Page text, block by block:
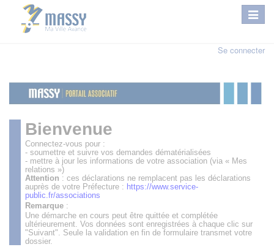
Se connecter
Bienvenue
Connectez-vous pour :
- soumettre et suivre vos demandes dématérialisées
- mettre à jour les informations de votre association (via « Mes
relations »)
Attention : ces déclarations ne remplacent pas les déclarations
auprès de votre Préfecture : https://www.service-
public.fr/associations
Remarque :
Une démarche en cours peut être quittée et complétée
ultérieurement. Vos données sont enregistrées à chaque clic sur
"Suivant". Seule la validation en fin de formulaire transmet votre
dossier.